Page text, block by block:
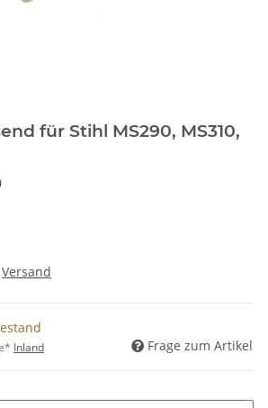
für Stihl MS290, MS310,
Versand
Inland Frage zum Artikel